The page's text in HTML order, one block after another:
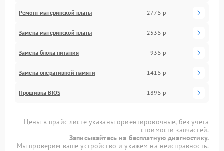
Ремонт материнской платы 2775 р
Замена материнской платы 2535 р
Замена блока питания 935 р
Замена оперативной памяти 1415 р
Прошивка BIOS 1895 р
Цены в прайс-листе указаны ориентировочные, без учета
стоимости запчастей.
Записывайтесь на бесплатную диагностику.
Мы проверим ваше устройство и укажем на неисправность.